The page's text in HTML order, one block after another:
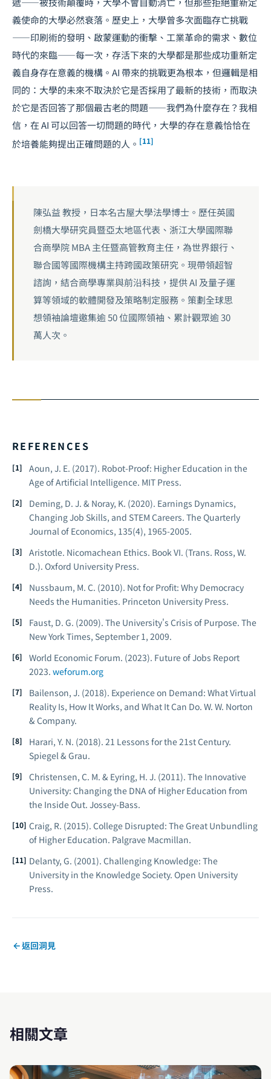
義使命的大學必然衰落。歷史上，大學曾多次面臨存亡挑戰
——印刷術的發明、啟蒙運動的衝擊、工業革命的需求、數位
時代的來臨——每一次，存活下來的大學都是那些成功重新定
義自身存在意義的機構。AI 帶來的挑戰更為根本，但邏輯是相
同的：大學的未來不取決於它是否採用了最新的技術，而取決
於它是否回答了那個最古老的問題——我們為什麼存在？我相
信，在 AI 可以回答一切問題的時代，大學的存在意義恰恰在
於培養能夠提出正確問題的人。 [11]
陳弘益 教授，日本名古屋大學法學博士。歷任英國
劍橋大學研究員暨亞太地區代表、浙江大學國際聯
合商學院 MBA 主任暨高管教育主任，為世界銀行、
聯合國等國際機構主持跨國政策研究。現帶領超智
諮詢，結合商學專業與前沿科技，提供 AI 及量子運
算等領域的軟體開發及策略制定服務。策劃全球思
想領袖論壇邀集逾 50 位國際領袖、累計觀眾逾 30
萬人次。
REFERENCES
Aoun, J. E. (2017). Robot-Proof: Higher Education in the
Age of Artificial Intelligence. MIT Press.
Deming, D. J. & Noray, K. (2020). Earnings Dynamics,
Changing Job Skills, and STEM Careers. The Quarterly
Journal of Economics, 135(4), 1965-2005.
Aristotle. Nicomachean Ethics. Book VI. (Trans. Ross, W.
D.). Oxford University Press.
Nussbaum, M. C. (2010). Not for Profit: Why Democracy
Needs the Humanities. Princeton University Press.
Faust, D. G. (2009). The University's Crisis of Purpose. The
New York Times, September 1, 2009.
World Economic Forum. (2023). Future of Jobs Report
2023. weforum.org
Bailenson, J. (2018). Experience on Demand: What Virtual
Reality Is, How It Works, and What It Can Do. W. W. Norton
& Company.
Harari, Y. N. (2018). 21 Lessons for the 21st Century.
Spiegel & Grau.
Christensen, C. M. & Eyring, H. J. (2011). The Innovative
University: Changing the DNA of Higher Education from
the Inside Out. Jossey-Bass.
Craig, R. (2015). College Disrupted: The Great Unbundling
of Higher Education. Palgrave Macmillan.
Delanty, G. (2001). Challenging Knowledge: The
University in the Knowledge Society. Open University
Press.
返回洞見
相關文章